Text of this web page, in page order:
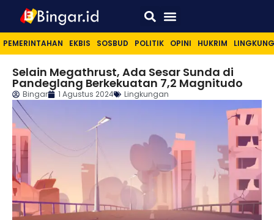
PEMERINTAHAN EKBIS SOSBUD POLITIK OPINI HUKRIM
Selain Megathrust, Ada Sesar Sunda di
Pandeglang Berkekuatan 7,2 Magnitudo
Bingar 1 Agustus 2024 Lingkungan